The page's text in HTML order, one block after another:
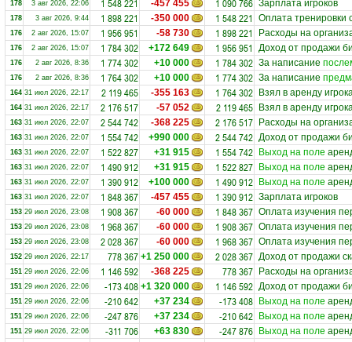
178 3 авг 2026, 22:06 1 548 221 -457 455 1 090 766 Зарплата игроков
178 3 авг 2026, 9:44 1 898 221 -350 000 1 548 221 Оплата тренировки
176 2 авг 2026, 15:07 1 956 951 -58 730 1 898 221 Расходы на
176 2 авг 2026, 15:07 1 784 302 +172 649 1 956 951 Доход от продажи
176 2 авг 2026, 8:36 1 774 302 +10 000 1 784 302 За написание
176 2 авг 2026, 8:36 1 764 302 +10 000 1 774 302 За написание
164 31 июл 2026, 22:17 2 119 465 -355 163 1 764 302 Взял в аренду
164 31 июл 2026, 22:17 2 176 517 -57 052 2 119 465 Взял в аренду
163 31 июл 2026, 22:07 2 544 742 -368 225 2 176 517 Расходы на
163 31 июл 2026, 22:07 1 554 742 +990 000 2 544 742 Доход от продажи
163 31 июл 2026, 22:07 1 522 827 +31 915 1 554 742 Выход на поле
163 31 июл 2026, 22:07 1 490 912 +31 915 1 522 827 Выход на поле
163 31 июл 2026, 22:07 1 390 912 +100 000 1 490 912 Выход на поле
163 31 июл 2026, 22:07 1 848 367 -457 455 1 390 912 Зарплата игроков
153 29 июл 2026, 23:08 1 908 367 -60 000 1 848 367 Оплата изучения
153 29 июл 2026, 23:08 1 968 367 -60 000 1 908 367 Оплата изучения
153 29 июл 2026, 23:08 2 028 367 -60 000 1 968 367 Оплата изучения
152 29 июл 2026, 22:17 778 367 +1 250 000 2 028 367 Доход от продажи
151 29 июл 2026, 22:06 1 146 592 -368 225 778 367 Расходы на
151 29 июл 2026, 22:06 -173 408 +1 320 000 1 146 592 Доход от продажи
151 29 июл 2026, 22:06 -210 642 +37 234 -173 408 Выход на поле
151 29 июл 2026, 22:06 -247 876 +37 234 -210 642 Выход на поле
151 29 июл 2026, 22:06 -311 706 +63 830 -247 876 Выход на поле